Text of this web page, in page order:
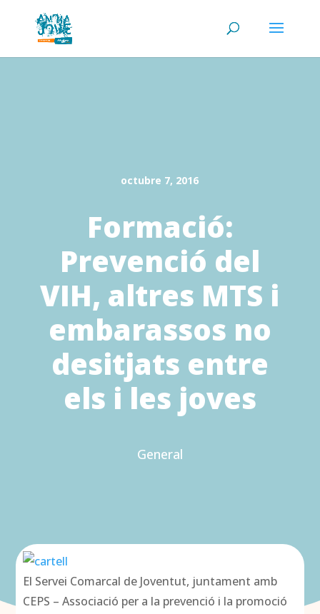
octubre 7, 2016
Formació:
Prevenció del
VIH, altres MTS i
embarassos no
desitjats entre
els i les joves
General
El Servei Comarcal de Joventut, juntament amb
CEPS – Associació per a la prevenció i la promoció